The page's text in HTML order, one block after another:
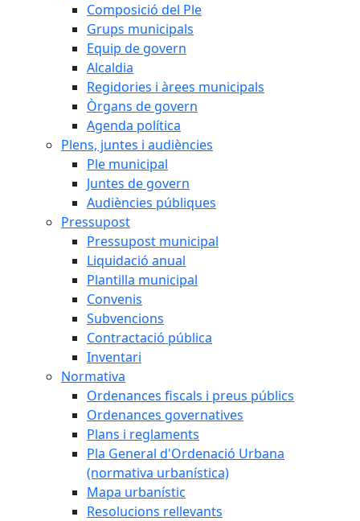
Composició del Ple
Grups municipals
Equip de govern
Alcaldia
Regidories i àrees municipals
Òrgans de govern
Agenda política
Plens, juntes i audiències
Ple municipal
Juntes de govern
Audiències públiques
Pressupost
Pressupost municipal
Liquidació anual
Plantilla municipal
Convenis
Subvencions
Contractació pública
Inventari
Normativa
Ordenances fiscals i preus públics
Ordenances governatives
Plans i reglaments
Pla General d'Ordenació Urbana
(normativa urbanística)
Mapa urbanístic
Resolucions rellevants